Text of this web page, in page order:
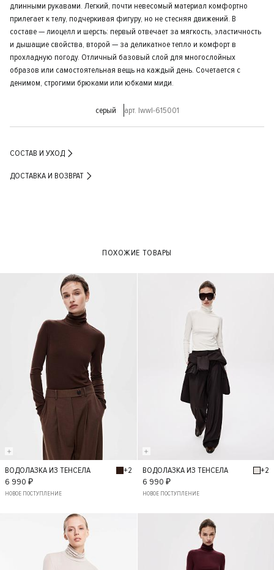
длинными рукавами. Легкий, почти невесомый материал комфортно
прилегает к телу, подчеркивая фигуру, но не стесняя движений. В
составе — лиоцелл и шерсть: первый отвечает за мягкость, эластичность
и дышащие свойства, второй — за деликатное тепло и комфорт в
прохладную погоду. Отличный базовый слой для многослойных
образов или самостоятельная вещь на каждый день. Сочетается с
денимом, строгими брюками или юбками миди.
серый арт. lwwl-615001
СОСТАВ И УХОД
ДОСТАВКА И ВОЗВРАТ
ПОХОЖИЕ ТОВАРЫ
S
ВОДОЛАЗКА ИЗ ТЕНСЕЛА
+2
6 990 ₽
НОВОЕ ПОСТУПЛЕНИЕ
S
ВОДОЛАЗКА ИЗ ТЕНСЕЛА
+2
6 990 ₽
НОВОЕ ПОСТУПЛЕНИЕ